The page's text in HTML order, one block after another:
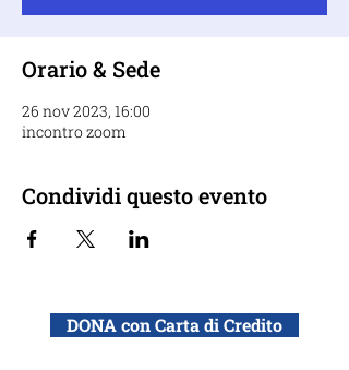
Orario & Sede
26 nov 2023, 16:00
incontro zoom
Condividi questo evento
DONA con Carta di Credito